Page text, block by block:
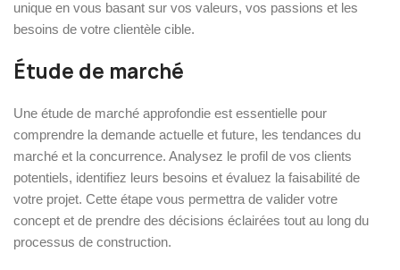
unique en vous basant sur vos valeurs, vos passions et les
besoins de votre clientèle cible.
Étude de marché
Une étude de marché approfondie est essentielle pour
comprendre la demande actuelle et future, les tendances du
marché et la concurrence. Analysez le profil de vos clients
potentiels, identifiez leurs besoins et évaluez la faisabilité de
votre projet. Cette étape vous permettra de valider votre
concept et de prendre des décisions éclairées tout au long du
processus de construction.